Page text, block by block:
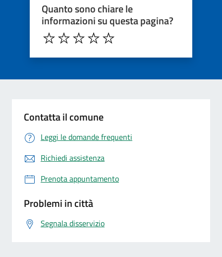
Quanto sono chiare le
informazioni su questa pagina?
Contatta il comune
Leggi le domande frequenti
Richiedi assistenza
Prenota appuntamento
Problemi in città
Segnala disservizio